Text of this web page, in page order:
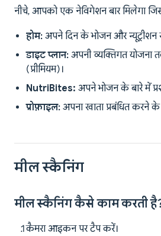
नीचे, आपको एक नेविगेशन बार मिलेगा
होम: अपने दिन के भोजन और
डाइट प्लान: अपनी व्यक्तिगत
(प्रीमियम)।
NutriBites: अपने भोजन के बारे में
प्रोफ़ाइल: अपना खाता प्रबंधित करने के
मील स्कैनिंग
मील स्कैनिंग कैसे काम करती
कैमरा आइकन पर टैप करें।